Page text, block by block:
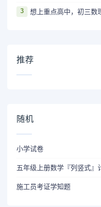
3
推荐
随机
小学试卷
施工员考证学知题